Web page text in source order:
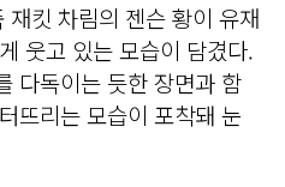
킷 차림의 젠슨 황이 유재
웃고 있는 모습이 담겼다.
다독이는 듯한 장면과 함
뜨리는 모습이 포착돼 눈